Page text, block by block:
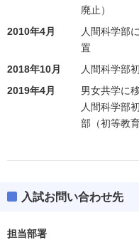
廃止）
2010年4月
人間科学部
置
2018年10月
人間科学部
2019年4月
男女共学に
人間科学部
部（初等教
入試お問い合わせ先
担当部署